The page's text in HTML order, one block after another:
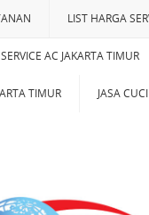
LIST HARGA
SERVICE AC JAKARTA TIMUR
TIMUR JASA